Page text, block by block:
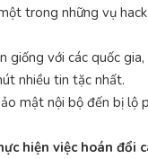
trong những vụ
giống với các quốc
nhiều tin tặc nhất.
mật nội bộ đến bị lộ
hiện việc hoán đổi